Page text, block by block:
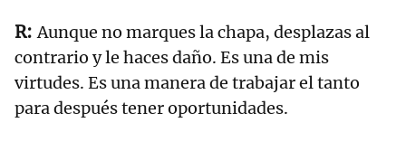
Aunque no marques la chapa, desplazas al
contrario y le haces daño. Es una de mis
virtudes. Es una manera de trabajar el tanto
para después tener oportunidades.